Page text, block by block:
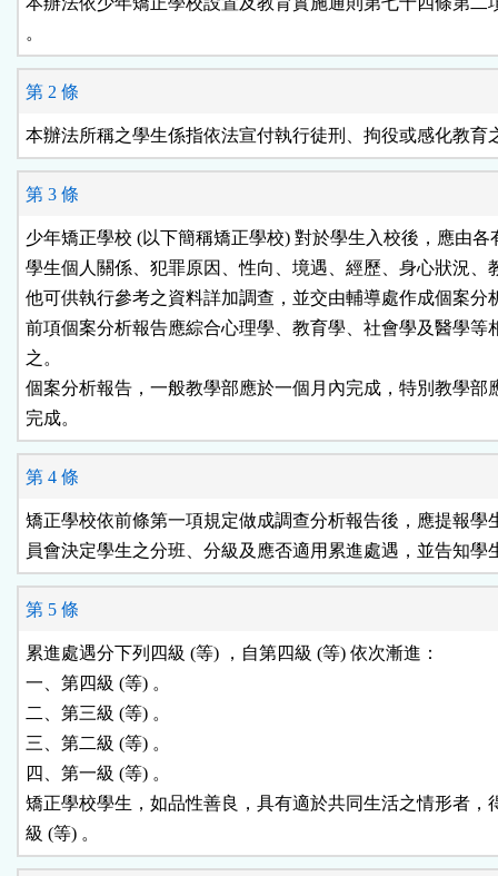
鈕
區
。
第 2 條
本辦法所稱之學生係指依法宣付執行徒刑、拘役或感化教育
第 3 條
少年矯正學校 (以下簡稱矯正學校) 對於學生入校後，應由各
學生個人關係、犯罪原因、性向、境遇、經歷、身心狀況、
他可供執行參考之資料詳加調查，並交由輔導處作成個案分
前項個案分析報告應綜合心理學、教育學、社會學及醫學等
之。
個案分析報告，一般教學部應於一個月內完成，特別教學部
完成。
第 4 條
矯正學校依前條第一項規定做成調查分析報告後，應提報學
員會決定學生之分班、分級及應否適用累進處遇，並告知學
第 5 條
累進處遇分下列四級 (等) ，自第四級 (等) 依次漸進：
一、第四級 (等) 。
二、第三級 (等) 。
三、第二級 (等) 。
四、第一級 (等) 。
矯正學校學生，如品性善良，具有適於共同生活之情形者，